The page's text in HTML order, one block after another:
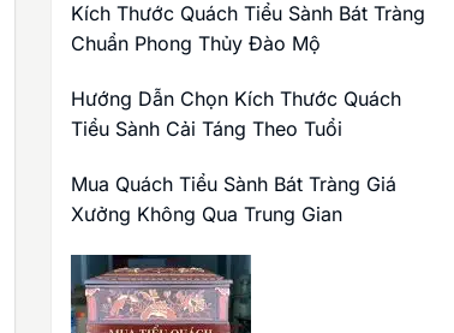
Kích Thước Quách Tiểu Sành Bát Tràng
Chuẩn Phong Thủy Đào Mộ
Hướng Dẫn Chọn Kích Thước Quách
Tiểu Sành Cải Táng Theo Tuổi
Mua Quách Tiểu Sành Bát Tràng Giá
Xưởng Không Qua Trung Gian